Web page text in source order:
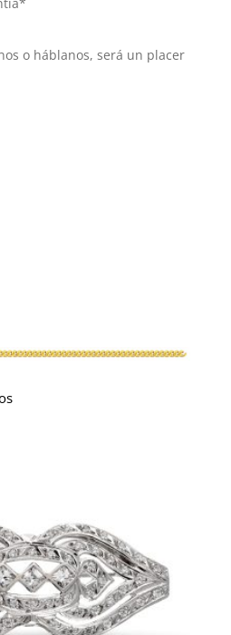
o háblanos, será un placer